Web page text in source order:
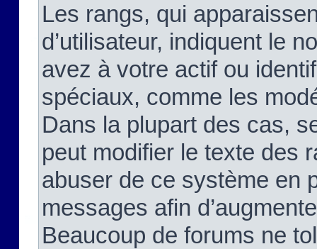
Les rangs, qui
d’utilisateur, indiquent le
avez à votre actif ou
spéciaux, comme les
Dans la plupart des cas,
peut modifier le texte des
abuser de ce système en
messages afin
Beaucoup de forums ne